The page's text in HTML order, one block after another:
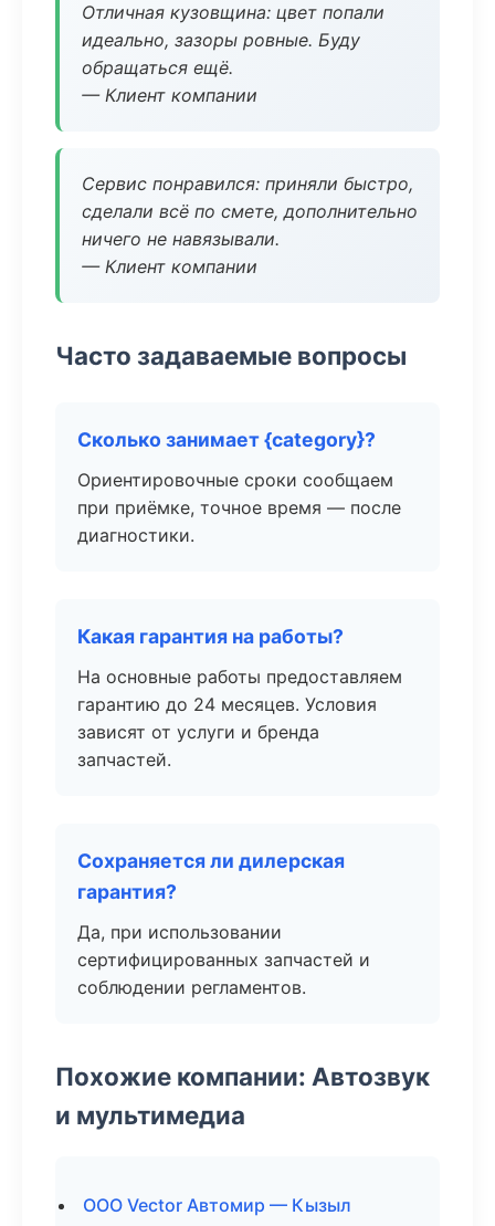
Отличная кузовщина: цвет попали
идеально, зазоры ровные. Буду
обращаться ещё.
— Клиент компании
Сервис понравился: приняли быстро,
сделали всё по смете, дополнительно
ничего не навязывали.
— Клиент компании
Часто задаваемые вопросы
Сколько занимает {category}?
Ориентировочные сроки сообщаем
при приёмке, точное время — после
диагностики.
Какая гарантия на работы?
На основные работы предоставляем
гарантию до 24 месяцев. Условия
зависят от услуги и бренда
запчастей.
Сохраняется ли дилерская
гарантия?
Да, при использовании
сертифицированных запчастей и
соблюдении регламентов.
Похожие компании: Автозвук
и мультимедиа
ООО Vector Автомир — Кызыл